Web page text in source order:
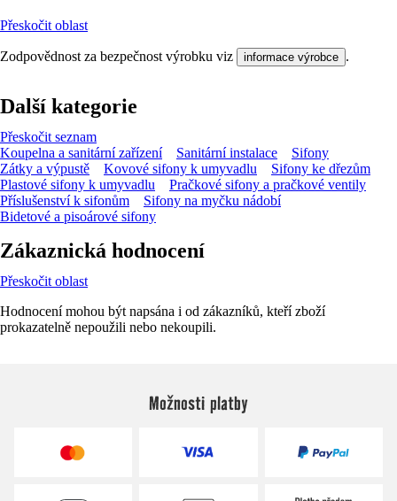
Přeskočit oblast
Zodpovědnost za bezpečnost výrobku viz informace výrobce .
Další kategorie
Přeskočit seznam
Koupelna a sanitární zařízení
Sanitární instalace
Sifony
Zátky a výpustě
Kovové sifony k umyvadlu
Sifony ke dřezům
Plastové sifony k umyvadlu
Pračkové sifony a pračkové ventily
Příslušenství k sifonům
Sifony na myčku nádobí
Bidetové a pisoárové sifony
Zákaznická hodnocení
Přeskočit oblast
Hodnocení mohou být napsána i od zákazníků, kteří zboží
prokazatelně nepoužili nebo nekoupili.
Možnosti platby